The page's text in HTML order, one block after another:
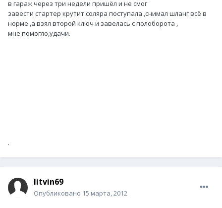
в гараж через три недели пришёл и не смог
завести стартер крутит соляра поступала ,снимал шланг всё в
норме ,а взял второй ключ и завелась с полоборота ,
мне помогло,удачи.
.
litvin69
Опубликовано 15 марта, 2012